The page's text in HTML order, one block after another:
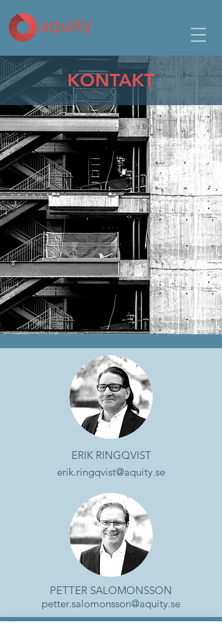
KONTAKT
ERIK RINGQVIST
erik.ringqvist@aquity.se
PETTER SALOMONSSON
petter.salomonsson@aquity.se